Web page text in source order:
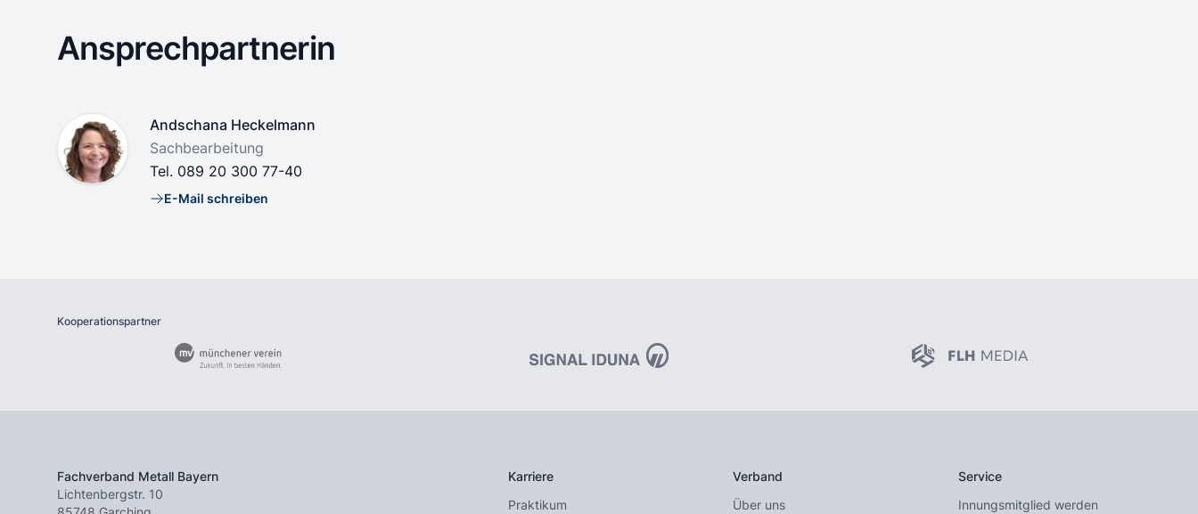
Ansprechpartnerin
Name
Andschana Heckelmann
Position
Sachbearbeitung
Tel. 089 20 300 77-40
E-Mail
E-Mail schreiben
Kooperationspartner
Fachverband Metall Bayern
Lichtenbergstr. 10
Karriere
Praktikum
Verband
Über uns
Service
Innungsmitglied werden